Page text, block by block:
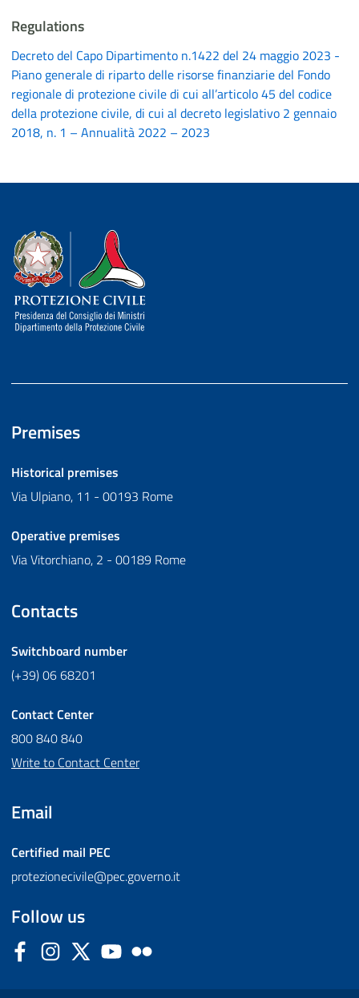
Regulations
Decreto del Capo Dipartimento n.1422 del 24 maggio 2023 -
Piano generale di riparto delle risorse finanziarie del Fondo
regionale di protezione civile di cui all’articolo 45 del codice
della protezione civile, di cui al decreto legislativo 2 gennaio
2018, n. 1 – Annualità 2022 – 2023
Dipartimento della Protezione Civile
Premises
Historical premises
Via Ulpiano, 11 - 00193 Rome
Operative premises
Via Vitorchiano, 2 - 00189 Rome
Contacts
Switchboard number
(+39) 06 68201
Contact Center
800 840 840
Write to Contact Center
Email
Certified mail PEC
protezionecivile@pec.governo.it
Follow us
FacebookInstagram
Twitter YouTube